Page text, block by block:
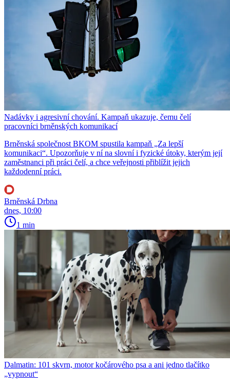
Nadávky i agresivní chování. Kampaň ukazuje, čemu čelí
pracovníci brněnských komunikací
Brněnská společnost BKOM spustila kampaň „Za lepší
komunikaci“. Upozorňuje v ní na slovní i fyzické útoky, kterým její
zaměstnanci při práci čelí, a chce veřejnosti přiblížit jejich
každodenní práci.
Brněnská Drbna
dnes, 10:00
1 min
Dalmatin: 101 skvrn, motor kočárového psa a ani jedno tlačítko
„vypnout“